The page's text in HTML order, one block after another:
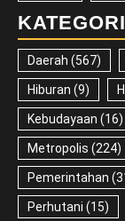
KATEGORI
Daerah (567)
Hiburan (9)
Kebudayaan (16)
Metropolis (224)
Pemerintahan
Perhutani (15)